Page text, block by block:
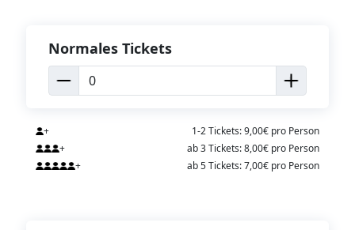
Normales Tickets
+
1-2 Tickets: 9,00€ pro Person
+
ab 3 Tickets: 8,00€ pro Person
+
ab 5 Tickets: 7,00€ pro Person